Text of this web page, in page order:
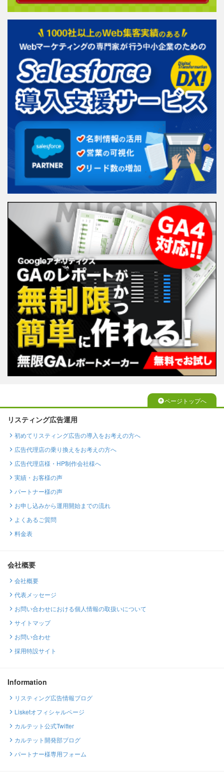
ページトップへ
リスティング広告運用
初めてリスティング広告の導入をお考えの方へ
広告代理店の乗り換えをお考えの方へ
広告代理店様・HP制作会社様へ
実績・お客様の声
パートナー様の声
お申し込みから運用開始までの流れ
よくあるご質問
料金表
会社概要
会社概要
代表メッセージ
お問い合わせにおける個人情報の取扱いについて
サイトマップ
お問い合わせ
採用特設サイト
Information
リスティング広告情報ブログ
Lisketオフィシャルページ
カルテット公式Twitter
カルテット開発部ブログ
パートナー様専用フォーム